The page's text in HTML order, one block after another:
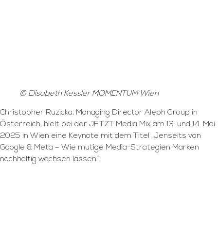
© Elisabeth Kessler MOMENTUM Wien
Christopher Ruzicka, Managing Director Aleph Group in
Österreich, hielt bei der JETZT Media Mix am 13. und 14. Mai
2025 in Wien eine Keynote mit dem Titel „Jenseits von
Google & Meta – Wie mutige Media-Strategien Marken
nachhaltig wachsen lassen“.